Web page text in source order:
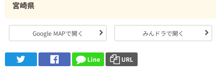
宮崎県
Google MAPで開く みんドラで開く
Line URL